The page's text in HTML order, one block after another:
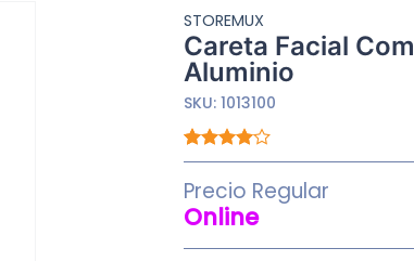
STOREMUX
Careta Facial
Aluminio
SKU: 1013100
Valorado
con
4.00
de 5 en
base a
1
de un
Precio Regular
Online